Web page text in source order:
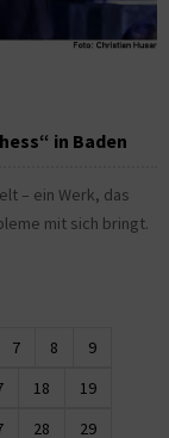
in Baden
– ein Werk, das
mit sich bringt.
7 8
9
18
19
28
29